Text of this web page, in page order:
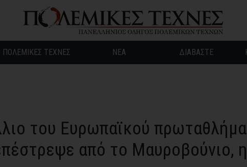
ΠΟΛΕΜΙΚΕΣ ΤΕΧΝΕΣ ΝΕΑ ΔΙΑΒΑΣΤΕ
του Ευρωπαϊκού
από το Μαυροβούνιο, η